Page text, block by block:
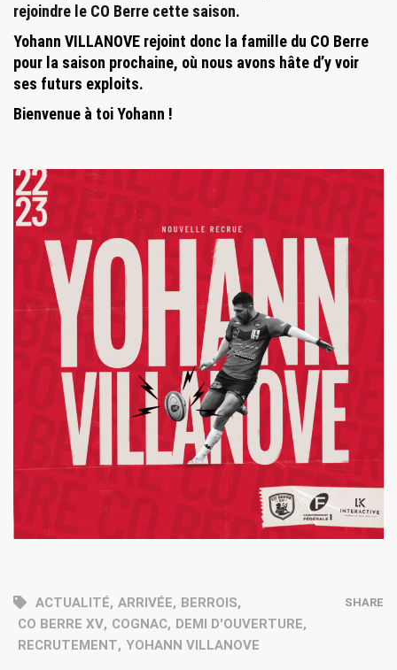
rejoindre le CO Berre cette saison.
Yohann VILLANOVE rejoint donc la famille du CO Berre
pour la saison prochaine, où nous avons hâte d’y voir
ses futurs exploits.
Bienvenue à toi Yohann !
ACTUALITÉ, ARRIVÉE, BERROIS,
CO BERRE XV, COGNAC, DEMI D'OUVERTURE,
RECRUTEMENT, YOHANN VILLANOVE
SHARE